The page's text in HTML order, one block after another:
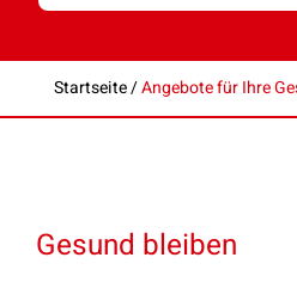
Startseite/Angebote für Ihre
Gesund bleiben